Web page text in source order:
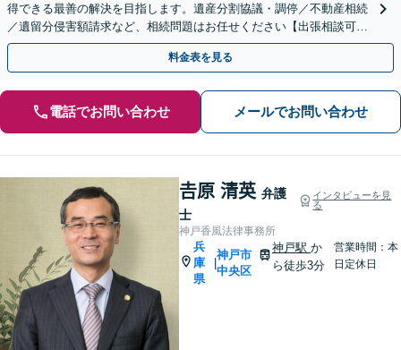
得できる最善の解決を目指します。遺産分割協議・調停／不動産相続
／遺留分侵害額請求など、相続問題はお任せください【出張相談可】
紛争化したトラブルのご相談も対応します【神戸駅3分】
料金表を見る
電話でお問い合わせ メールでお問い合わせ
𠮷原 清英 弁護
士
インタビューを見
る
神戸香風法律事務所
兵
庫
県
神戸市
中央区
神戸駅 か
ら徒歩3分
営業時間：本
日定休日